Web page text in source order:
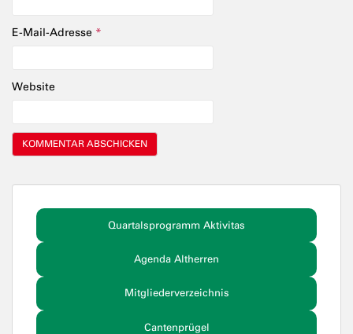
E-Mail-Adresse *
Website
Quartalsprogramm Aktivitas
Agenda Altherren
Mitgliederverzeichnis
Cantenprügel